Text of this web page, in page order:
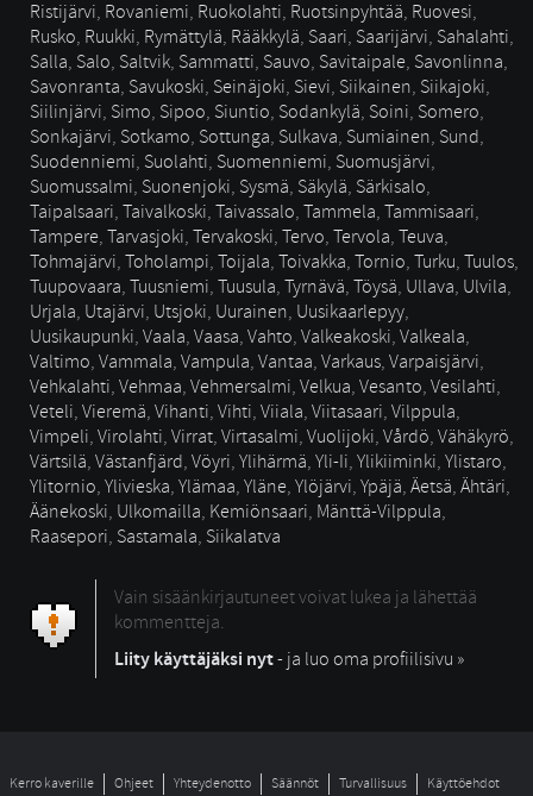
Ristijärvi, Rovaniemi, Ruokolahti, Ruotsinpyhtää, Ruovesi,
Rusko, Ruukki, Rymättylä, Rääkkylä, Saari, Saarijärvi, Sahalahti,
Salla, Salo, Saltvik, Sammatti, Sauvo, Savitaipale, Savonlinna,
Savonranta, Savukoski, Seinäjoki, Sievi, Siikainen, Siikajoki,
Siilinjärvi, Simo, Sipoo, Siuntio, Sodankylä, Soini, Somero,
Sonkajärvi, Sotkamo, Sottunga, Sulkava, Sumiainen, Sund,
Suodenniemi, Suolahti, Suomenniemi, Suomusjärvi,
Suomussalmi, Suonenjoki, Sysmä, Säkylä, Särkisalo,
Taipalsaari, Taivalkoski, Taivassalo, Tammela, Tammisaari,
Tampere, Tarvasjoki, Tervakoski, Tervo, Tervola, Teuva,
Tohmajärvi, Toholampi, Toijala, Toivakka, Tornio, Turku, Tuulos,
Tuupovaara, Tuusniemi, Tuusula, Tyrnävä, Töysä, Ullava, Ulvila,
Urjala, Utajärvi, Utsjoki, Uurainen, Uusikaarlepyy,
Uusikaupunki, Vaala, Vaasa, Vahto, Valkeakoski, Valkeala,
Valtimo, Vammala, Vampula, Vantaa, Varkaus, Varpaisjärvi,
Vehkalahti, Vehmaa, Vehmersalmi, Velkua, Vesanto, Vesilahti,
Veteli, Vieremä, Vihanti, Vihti, Viiala, Viitasaari, Vilppula,
Vimpeli, Virolahti, Virrat, Virtasalmi, Vuolijoki, Vårdö, Vähäkyrö,
Värtsilä, Västanfjärd, Vöyri, Ylihärmä, Yli-Ii, Ylikiiminki, Ylistaro,
Ylitornio, Ylivieska, Ylämaa, Yläne, Ylöjärvi, Ypäjä, Äetsä, Ähtäri,
Äänekoski, Ulkomailla, Kemiönsaari, Mänttä-Vilppula,
Raasepori, Sastamala, Siikalatva
Vain sisäänkirjautuneet voivat lukea ja lähettää
kommentteja.
Liity käyttäjäksi nyt- ja luo oma profiilisivu »
Kerro kaverille Ohjeet Yhteydenotto Säännöt Turvallisuus Käyttöehdot